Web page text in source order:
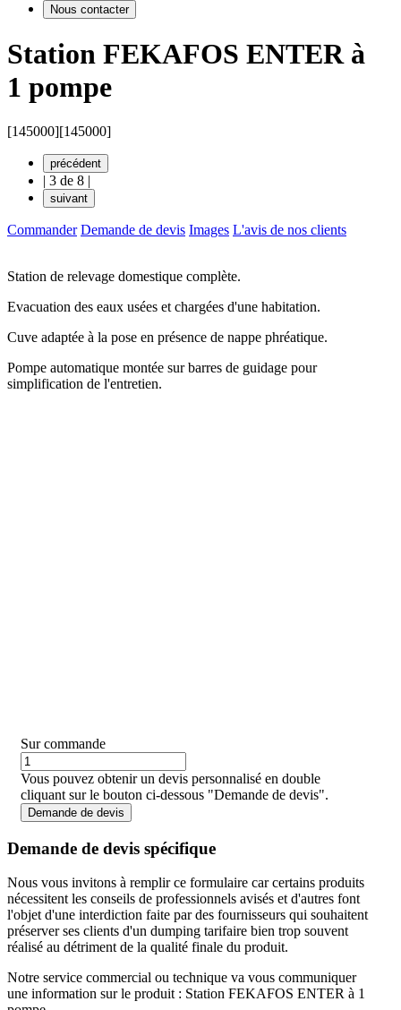
Nous contacter
Station FEKAFOS ENTER à
1 pompe
[145000][145000]
précédent
| 3 de 8 |
suivant
Commander Demande de devis Images L'avis de nos clients
Station de relevage domestique complète.
Evacuation des eaux usées et chargées d'une habitation.
Cuve adaptée à la pose en présence de nappe phréatique.
Pompe automatique montée sur barres de guidage pour
simplification de l'entretien.
Sur commande
Vous pouvez obtenir un devis personnalisé en double
cliquant sur le bouton ci-dessous "Demande de devis".
Demande de devis
Demande de devis spécifique
Nous vous invitons à remplir ce formulaire car certains produits
nécessitent les conseils de professionnels avisés et d'autres font
l'objet d'une interdiction faite par des fournisseurs qui souhaitent
préserver ses clients d'un dumping tarifaire bien trop souvent
réalisé au détriment de la qualité finale du produit.
Notre service commercial ou technique va vous communiquer
une information sur le produit : Station FEKAFOS ENTER à 1